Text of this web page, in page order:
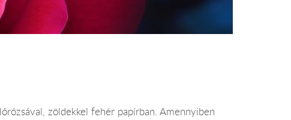
zöldekkel fehér papírban. Amennyiben